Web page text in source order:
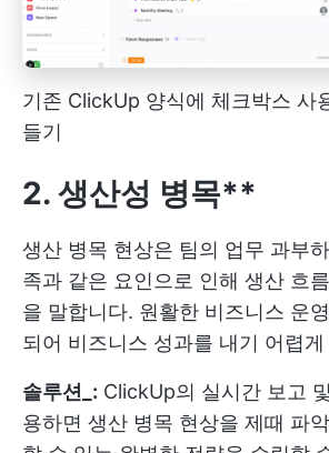
기존 ClickUp 양식에 체크박스 사
들기
2. 생산성 병목**
생산 병목 현상은 팀의 업무 과부
족과 같은 요인으로 인해 생산 흐
을 말합니다. 원활한 비즈니스 운
되어 비즈니스 성과를 내기 어렵
솔루션_: ClickUp의 실시간 보고
용하면 생산 병목 현상을 제때 파